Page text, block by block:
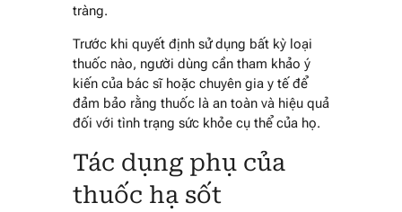
tràng.
Trước khi quyết định sử dụng bất kỳ loại
thuốc nào, người dùng cần tham khảo ý
kiến của bác sĩ hoặc chuyên gia y tế để
đảm bảo rằng thuốc là an toàn và hiệu quả
đối với tình trạng sức khỏe cụ thể của họ.
Tác dụng phụ của
thuốc hạ sốt